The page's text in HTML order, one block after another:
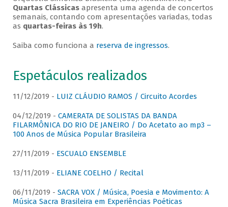
Quartas Clássicasapresenta uma agenda de concertos
semanais, contando com apresentações variadas, todas
as quartas-feiras às 19h.
Saiba como funciona a reserva de ingressos.
Espetáculos realizados
11/12/2019 - LUIZ CLÁUDIO RAMOS / Circuito Acordes
04/12/2019 - CAMERATA DE SOLISTAS DA BANDA
FILARMÔNICA DO RIO DE JANEIRO / Do Acetato ao mp3 –
100 Anos de Música Popular Brasileira
27/11/2019 - ESCUALO ENSEMBLE
13/11/2019 - ELIANE COELHO / Recital
06/11/2019 - SACRA VOX / Música, Poesia e Movimento: A
Música Sacra Brasileira em Experiências Poéticas